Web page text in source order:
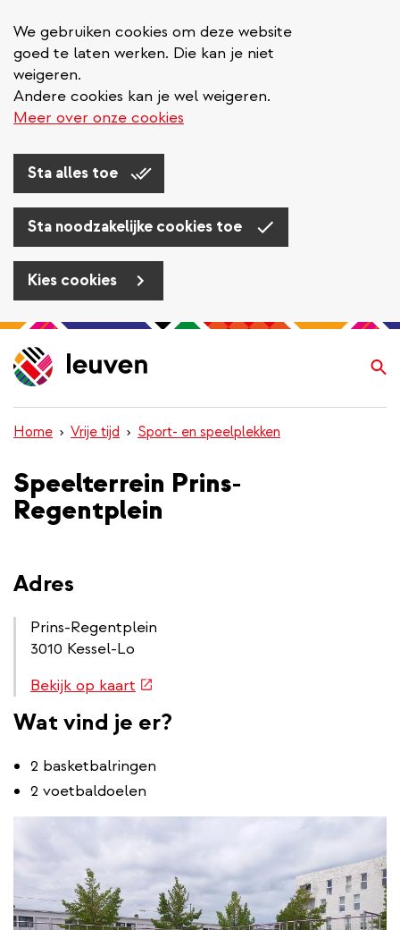
We gebruiken cookies om deze website
goed te laten werken. Die kan je niet
weigeren.
Andere cookies kan je wel weigeren.
Meer over onze cookies
Sta alles toe
Sta noodzakelijke cookies toe
Kies cookies
Overslaan
en
naar
inhoud
gaan
Home Vrije tijd Sport- en speelplekken
Speelterrein Prins-
Regentplein
Adres
Prins-Regentplein
3010 Kessel-Lo
Routebeschrijving
Bekijk op kaart (externe
Wat vind je er?
2 basketbalringen
2 voetbaldoelen